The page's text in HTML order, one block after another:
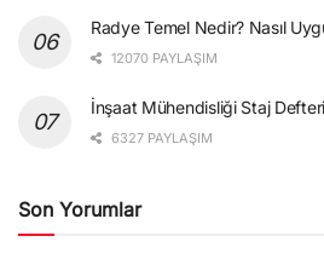
Radye Temel Nedir? Nasıl
12070 PAYLAŞIM
İnşaat Mühendisliği Staj
6327 PAYLAŞIM
Son Yorumlar